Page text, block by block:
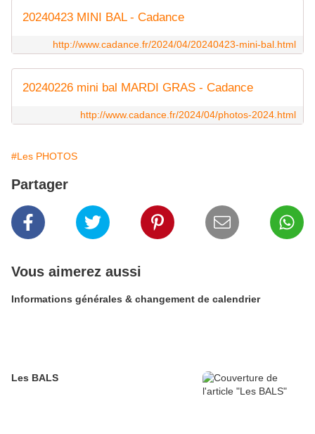
20240423 MINI BAL - Cadance
http://www.cadance.fr/2024/04/20240423-mini-bal.html
20240226 mini bal MARDI GRAS - Cadance
http://www.cadance.fr/2024/04/photos-2024.html
#Les PHOTOS
Partager
Vous aimerez aussi
Informations générales & changement de calendrier
Les BALS